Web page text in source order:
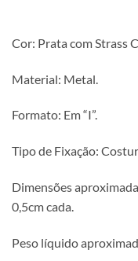
Cor: Prata com Strass
Material: Metal.
Formato: Em “I”.
Tipo de Fixação:
Dimensões
0,5cm cada.
Peso líquido